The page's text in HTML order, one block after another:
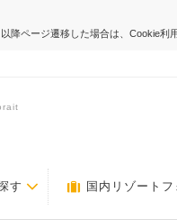
降ページ遷移した場合は、Cookie利
す 国内リゾートフ